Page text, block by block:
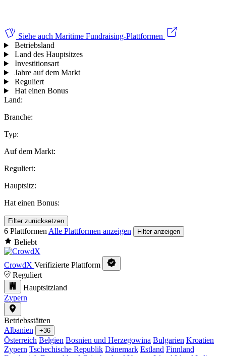
Siehe auch Maritime Fundraising-Plattformen
Betriebsland
Land des Hauptsitzes
Investitionsart
Jahre auf dem Markt
Reguliert
Hat einen Bonus
Land:
Branche:
Typ:
Auf dem Markt:
Reguliert:
Hauptsitz:
Hat einen Bonus:
Filter zurücksetzen
6 Plattformen Alle Plattformen anzeigen Filter anzeigen
Beliebt
CrowdX Verifizierte Plattform
Reguliert
Hauptsitzland
Zypern
Betriebsstätten
Albanien
+36
Österreich Belgien Bosnien und Herzegowina Bulgarien Kroatien
Zypern Tschechische Republik Dänemark Estland Finnland